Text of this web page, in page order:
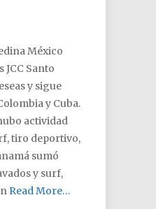
México
JCC Santo
y sigue
y Cuba.
actividad
tiro deportivo,
sumó
y surf,
Read More…